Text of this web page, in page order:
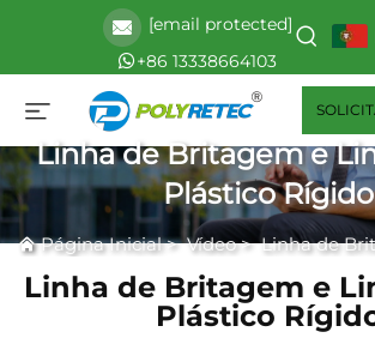
[email protected]
+86 13338664103
Linha de Britagem e
Plástico Rígido
Página Inicial>Vídeo>Linha de Britagem e
Linha de Britagem e
Plástico